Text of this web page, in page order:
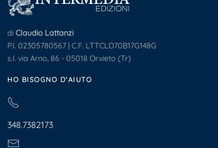
di Claudio Lattanzi
P.I. 02305780567 | C.F. LTTCLD70B17G148G
s.l. via Arno, 86 - 05018 Orvieto (Tr)
HO BISOGNO D'AIUTO
348.7382173